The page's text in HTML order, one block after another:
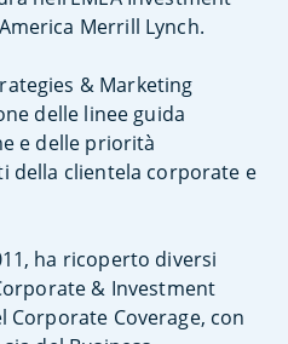
Merrill Lynch.
& Marketing
delle linee guida
e delle priorità
della clientela corporate e
ha ricoperto diversi
& Investment
Corporate Coverage, con